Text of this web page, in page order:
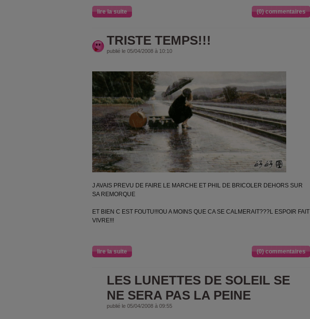
lire la suite (0) commentaires
TRISTE TEMPS!!!
publié le 05/04/2008 à 10:10
J AVAIS PREVU DE FAIRE LE MARCHE ET PHIL DE BRICOLER DEHORS SUR
SA REMORQUE
ET BIEN C EST FOUTU!!!OU A MOINS QUE CA SE CALMERAIT???L ESPOIR FAIT
VIVRE!!!
lire la suite (0) commentaires
LES LUNETTES DE SOLEIL SE
NE SERA PAS LA PEINE
publié le 05/04/2008 à 09:55